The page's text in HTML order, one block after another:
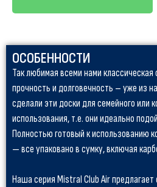
ОСОБЕННОСТИ
Так любимая всеми нами
прочность и долговечность – уже из
сделали эти доски для семейного или
использования, т.е. они идеально
Полностью готовый к использованию
— все упаковано в сумку, включая
Наша серия Mistral Club Air